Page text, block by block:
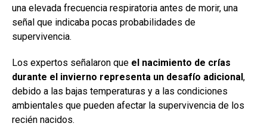
una elevada frecuencia respiratoria antes de morir, una
señal que indicaba pocas probabilidades de
supervivencia.
Los expertos señalaron que el nacimiento de crías
durante el invierno representa un desafío adicional,
debido a las bajas temperaturas y a las condiciones
ambientales que pueden afectar la supervivencia de los
recién nacidos.